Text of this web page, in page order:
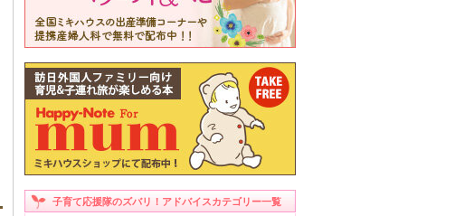
子育て応援隊のズバリ！アドバイスカテゴリー一覧